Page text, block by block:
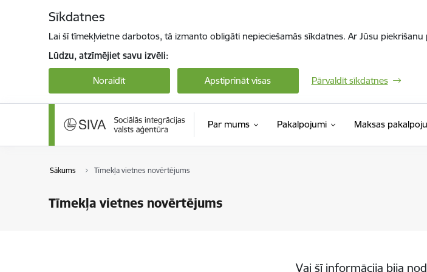
Sīkdatnes
Lai šī tīmekļvietne darbotos, tā izmanto obligāti nepieciešamās sīkdatnes. Ar Jūsu
Lūdzu, atzīmējiet savu izvēli:
Noraidīt Apstiprināt visas Pārvaldīt sīkdatnes
Par mums Pakalpojumi Maksas
Sākums Tīmekļa vietnes novērtējums
Tīmekļa vietnes novērtējums
Vai šī informācija bija